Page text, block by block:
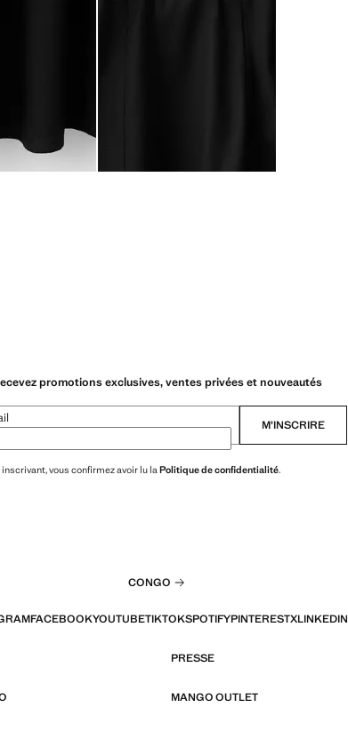
promotions exclusives, ventes privées et nouveautés
M’INSCRIRE
inscrivant, vous confirmez avoir lu laPolitique de confidentialité.
CONGO
FACEBOOKYOUTUBETIKTOKSPOTIFYPINTERESTXLINKEDIN
PRESSE
MANGO OUTLET